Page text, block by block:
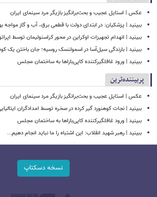
عکس | استایل عجیب و بحث‌برانگیز بازیگر مرد سینمای ایران
ببینید | پزشکیان: در ابتدای دولت با قطعی برق، آب و گاز مواجه
ببینید | انهدام تجهیزات اوکراین در محور کراسنولیمان توسط
ببینید | بارندگی سیل‌آسا در اسمولنسک روسیه؛ جان باختن یک
ببینید | ورود غافلگیرکننده کاپی‌باراها به ساختمان مجلس
پربیننده‌ترین
عکس | استایل عجیب و بحث‌برانگیز بازیگر مرد سینمای ایران
ببینید | نجات کوهنورد گیر کرده در صخره توسط امدادگران ایتالیایی با طناب 70
ببینید | ورود غافلگیرکننده کاپی‌باراها به ساختمان مجلس
ببینید | رهبر شهید انقلاب: این اشتباه را ما نباید انجام دهیم...
نسخه دسکتاپ